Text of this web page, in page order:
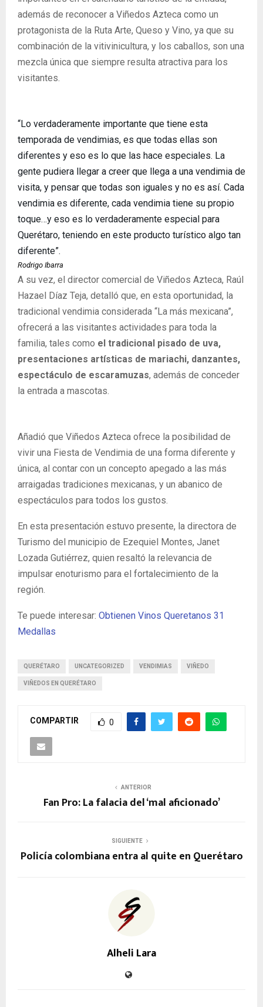
además de reconocer a Viñedos Azteca como un
protagonista de la Ruta Arte, Queso y Vino, ya que su
combinación de la vitivinicultura, y los caballos, son una
mezcla única que siempre resulta atractiva para los
visitantes.
“Lo verdaderamente importante que tiene esta
temporada de vendimias, es que todas ellas son
diferentes y eso es lo que las hace especiales. La
gente pudiera llegar a creer que llega a una vendimia de
visita, y pensar que todas son iguales y no es así. Cada
vendimia es diferente, cada vendimia tiene su propio
toque…y eso es lo verdaderamente especial para
Querétaro, teniendo en este producto turístico algo tan
diferente”.
Rodrigo Ibarra
A su vez, el director comercial de Viñedos Azteca, Raúl
Hazael Díaz Teja, detalló que, en esta oportunidad, la
tradicional vendimia considerada “La más mexicana”,
ofrecerá a las visitantes actividades para toda la
familia, tales como el tradicional pisado de uva,
presentaciones artísticas de mariachi, danzantes,
espectáculo de escaramuzas, además de conceder
la entrada a mascotas.
Añadió que Viñedos Azteca ofrece la posibilidad de
vivir una Fiesta de Vendimia de una forma diferente y
única, al contar con un concepto apegado a las más
arraigadas tradiciones mexicanas, y un abanico de
espectáculos para todos los gustos.
En esta presentación estuvo presente, la directora de
Turismo del municipio de Ezequiel Montes, Janet
Lozada Gutiérrez, quien resaltó la relevancia de
impulsar enoturismo para el fortalecimiento de la
región.
Te puede interesar: Obtienen Vinos Queretanos 31
Medallas
QUERÉTARO UNCATEGORIZED VENDIMIAS VIÑEDO
VIÑEDOS EN QUERÉTARO
COMPARTIR 0
ANTERIOR
Fan Pro: La falacia del ‘mal aficionado’
SIGUIENTE
Policía colombiana entra al quite en Querétaro
Alheli Lara